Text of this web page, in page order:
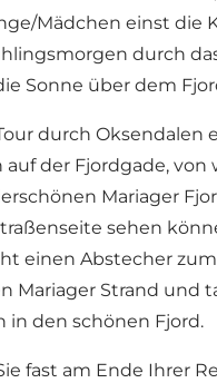
Mädchen einst die
durch
Sonne über dem
durch Oksendalen
der Fjordgade, von
Mariager
sehen
einen Abstecher
Mariager Strand und
in den schönen Fjord.
fast am Ende Ihrer